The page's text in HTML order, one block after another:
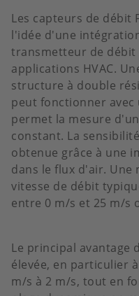
Les capteurs de débit
l'idée d'une
transmetteur de
applications HVAC.
structure à double
peut fonctionner
permet la mesure
constant. La
obtenue grâce à une
dans le flux d'air. Une
vitesse de débit
entre 0 m/s et 25 m/s
Le principal avantage
élevée, en particulier
m/s à 2 m/s, tout en